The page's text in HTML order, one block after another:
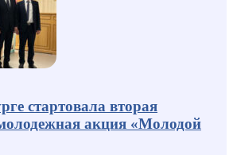
стартовала вторая
акция «Молодой